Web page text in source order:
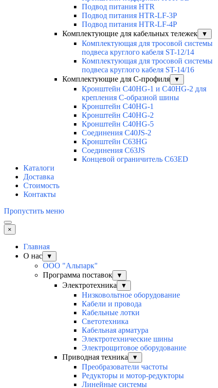
Подвод питания HTR
Подвод питания HTR-LF-3P
Подвод питания HTR-LF-4P
Комплектующие для кабельных тележек
▼
Комплектующая для тросовой системы
подвеса круглого кабеля ST-12/14
Комплектующая для тросовой системы
подвеса круглого кабеля ST-14/16
Комплектующие для С-профиля
▼
Кронштейн C40HG-1 и C40HG-2 для
крепления С-образной шины
Кронштейн C40HG-1
Кронштейн C40HG-2
Кронштейн C40HG-5
Соединения C40JS-2
Кронштейн C63HG
Соединения C63JS
Концевой ограничитель C63ED
Каталоги
Доставка
Стоимость
Контакты
Пропустить меню
×
Главная
О нас
▼
ООО "Альпарк"
Программа поставок
▼
Электротехника ▼
Низковольтное оборудование
Кабели и провода
Кабельные лотки
Светотехника
Кабельная арматура
Электротехнические шины
Электрощитовое оборудование
Приводная техника
▼
Преобразователи частоты
Редукторы и мотор-редукторы
Линейные системы